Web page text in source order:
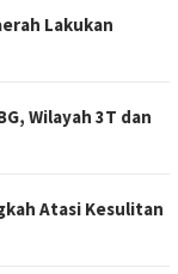
Lakukan
Wilayah 3T dan
Atasi Kesulitan